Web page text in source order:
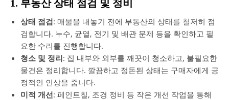
1. 부동산 상태 점검 및 정비
상태 점검: 매물을 내놓기 전에 부동산의 상태를 철저히 점
검합니다. 누수, 균열, 전기 및 배관 문제 등을 확인하고 필
요한 수리를 진행합니다.
청소 및 정리: 집 내부와 외부를 깨끗이 청소하고, 불필요한
물건은 정리합니다. 깔끔하고 정돈된 상태는 구매자에게 긍
정적인 인상을 줍니다.
미적 개선: 페인트칠, 조경 정비 등 작은 개선 작업을 통해